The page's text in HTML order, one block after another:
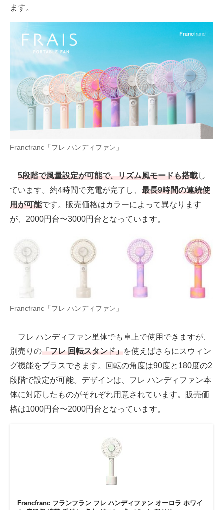
ます。
Francfranc「フレ ハンディファン」
5段階で風量設定が可能で、リズム風モードも搭載し
ています。約4時間で充電が完了し、 最長9時間の連続使
用が可能です。販売価格はカラーによって異なります
が、2000円台〜3000円台となっています。
Francfranc「フレ ハンディファン」
フレ ハンディファン単体でも卓上で使用できますが、
別売りの「フレ 回転スタンド」を使えばさらにスウィン
グ機能をプラスできます。回転の角度は90度と180度の2
段階で設定が可能。デザインは、フレ ハンディファン本
体に対応したものがそれぞれ用意されています。販売価
格は1000円台〜2000円台となっています。
Francfranc フランフラン フレ ハンディファン オーロラ ホワイ